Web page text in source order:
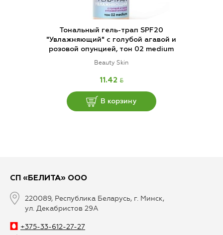
Тональный гель-трап SPF20
"Увлажняющий" с голубой агавой и
розовой опунцией, тон 02 medium
Beauty Skin
11.42 BYN
В корзину
СП «БЕЛИТА» ООО
220089, Республика Беларусь, г. Минск,
ул. Декабристов 29А
+375-33-612-27-27